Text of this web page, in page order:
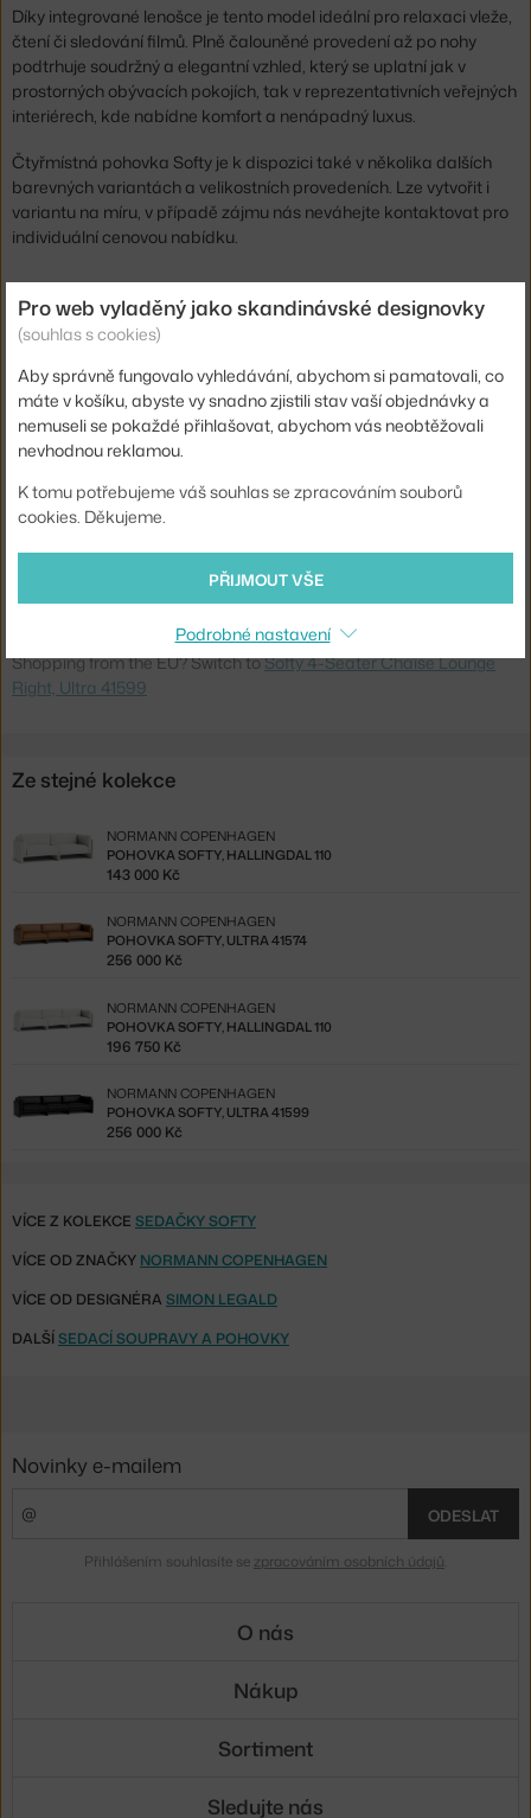
Díky integrované lenošce je tento model ideální pro relaxaci vleže,
čtení či sledování filmů. Plně čalouněné provedení až po nohy
podtrhuje soudržný a elegantní vzhled, který se uplatní jak v
prostorných obývacích pokojích, tak v reprezentativních veřejných
interiérech, kde nabídne komfort a nenápadný luxus.
Čtyřmístná pohovka Softy je k dispozici také v několika dalších
barevných variantách a velikostních provedeních. Lze vytvořit i
variantu na míru, v případě zájmu nás neváhejte kontaktovat pro
individuální cenovou nabídku.
Výška:
81 cm
Výška sedáku: 44 cm
Hloubka:
161,5 cm
Šířka:
340 cm
Barva:
černá
Typ pohovky:
4-místná, chaise longue
Kód produktu
NCP-610067-UL41599
leňoškou, Ultra 41599
Shopping from the EU? Switch toSofty 4-Seater Chaise Lounge
Right, Ultra 41599
Ze stejné kolekce
POHOVKA SOFTY, HALLINGDAL 110
NORMANN COPENHAGEN
143 000 Kč
POHOVKA SOFTY, ULTRA 41574
NORMANN COPENHAGEN
256 000 Kč
POHOVKA SOFTY, HALLINGDAL 110
NORMANN COPENHAGEN
196 750 Kč
POHOVKA SOFTY, ULTRA 41599
NORMANN COPENHAGEN
256 000 Kč
VÍCE Z KOLEKCE SEDAČKY SOFTY
VÍCE OD ZNAČKY NORMANN COPENHAGEN
VÍCE OD DESIGNÉRA SIMON LEGALD
DALŠÍSEDACÍ SOUPRAVY A POHOVKY
Pro web vyladěný jako skandinávské designovky
(souhlas s cookies)
Aby správně fungovalo vyhledávání, abychom si pamatovali, co
máte v košíku, abyste vy snadno zjistili stav vaší objednávky a
nemuseli se pokaždé přihlašovat, abychom vás neobtěžovali
nevhodnou reklamou.
K tomu potřebujeme váš souhlas se zpracováním souborů
cookies. Děkujeme.
PŘIJMOUT VŠE
Podrobné nastavení
Novinky e-mailem
ODESLAT
Přihlášením souhlasíte se zpracováním osobních údajů
O nás
Nákup
Sortiment
Sledujte nás